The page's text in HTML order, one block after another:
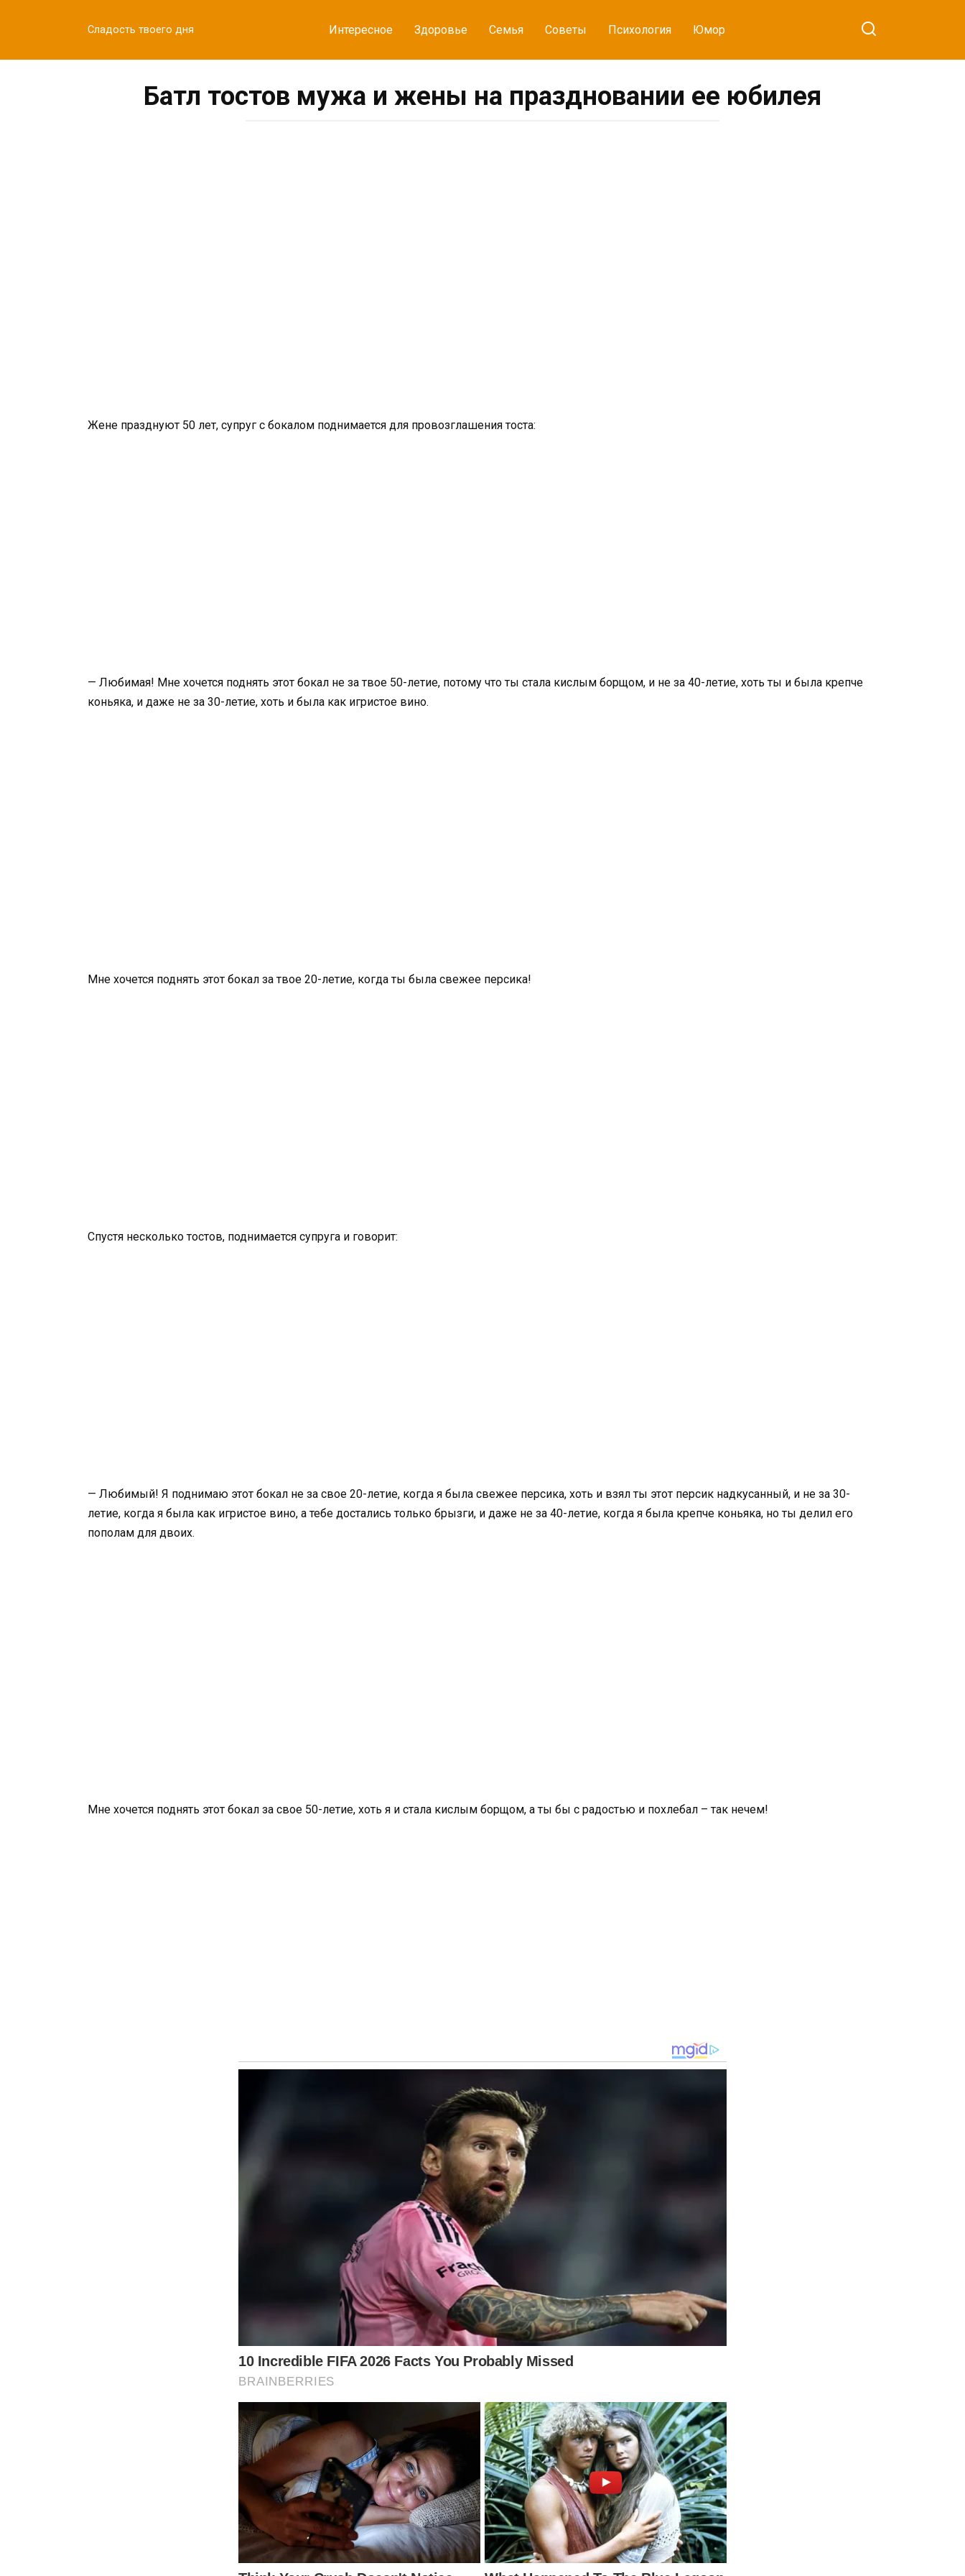
Сладость твоего дня Интересное Здоровье Семья Советы Психология Юмор
Батл тостов мужа и жены на праздновании ее юбилея
Жене празднуют 50 лет, супруг с бокалом поднимается для провозглашения тоста:
— Любимая! Мне хочется поднять этот бокал не за твое 50-летие, потому что ты стала кислым борщом, и не за 40-летие, хоть ты и была крепче
коньяка, и даже не за 30-летие, хоть и была как игристое вино.
Мне хочется поднять этот бокал за твое 20-летие, когда ты была свежее персика!
Спустя несколько тостов, поднимается супруга и говорит:
— Любимый! Я поднимаю этот бокал не за свое 20-летие, когда я была свежее персика, хоть и взял ты этот персик надкусанный, и не за 30-
летие, когда я была как игристое вино, а тебе достались только брызги, и даже не за 40-летие, когда я была крепче коньяка, но ты делил его
пополам для двоих.
Мне хочется поднять этот бокал за свое 50-летие, хоть я и стала кислым борщом, а ты бы с радостью и похлебал – так нечем!